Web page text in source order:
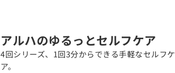
アルハのゆるっとセルフケア
4回シリーズ、1回3分からできる手軽なセルフケ
ア。